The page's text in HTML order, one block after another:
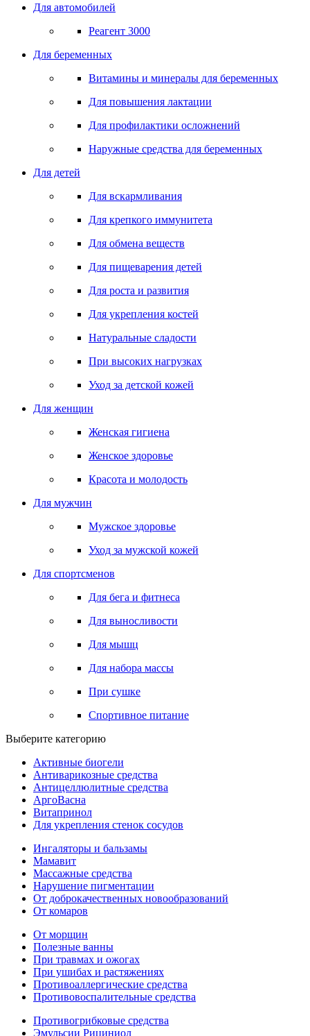
Для автомобилей
Реагент 3000
Для беременных
Витамины и минералы для беременных
Для повышения лактации
Для профилактики осложнений
Наружные средства для беременных
Для детей
Для вскармливания
Для крепкого иммунитета
Для обмена веществ
Для пищеварения детей
Для роста и развития
Для укрепления костей
Натуральные сладости
При высоких нагрузках
Уход за детской кожей
Для женщин
Женская гигиена
Женское здоровье
Красота и молодость
Для мужчин
Мужское здоровье
Уход за мужской кожей
Для спортсменов
Для бега и фитнеса
Для выносливости
Для мышц
Для набора массы
При сушке
Спортивное питание
Выберите категорию
Активные биогели
Антиварикозные средства
Антицеллюлитные средства
АргоВасна
Витапринол
Для укрепления стенок сосудов
Ингаляторы и бальзамы
Мамавит
Массажные средства
Нарушение пигментации
От доброкачественных новообразований
От комаров
От морщин
Полезные ванны
При травмах и ожогах
При ушибах и растяжениях
Противоаллергические средства
Противовоспалительные средства
Противогрибковые средства
Эмульсии Рициниол